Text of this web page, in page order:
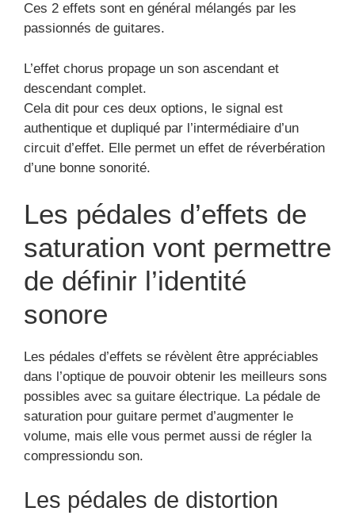
Ces 2 effets sont en général mélangés par les
passionnés de guitares.
L’effet chorus propage un son ascendant et
descendant complet.
Cela dit pour ces deux options, le signal est
authentique et dupliqué par l’intermédiaire d’un
circuit d’effet. Elle permet un effet de réverbération
d’une bonne sonorité.
Les pédales d’effets de
saturation vont permettre
de définir l’identité
sonore
Les pédales d’effets se révèlent être appréciables
dans l’optique de pouvoir obtenir les meilleurs sons
possibles avec sa guitare électrique. La pédale de
saturation pour guitare permet d’augmenter le
volume, mais elle vous permet aussi de régler la
compressiondu son.
Les pédales de distortion